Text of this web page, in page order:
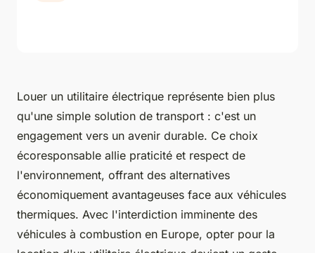
Louer un utilitaire électrique représente bien plus
qu'une simple solution de transport : c'est un
engagement vers un avenir durable. Ce choix
écoresponsable allie praticité et respect de
l'environnement, offrant des alternatives
économiquement avantageuses face aux véhicules
thermiques. Avec l'interdiction imminente des
véhicules à combustion en Europe, opter pour la